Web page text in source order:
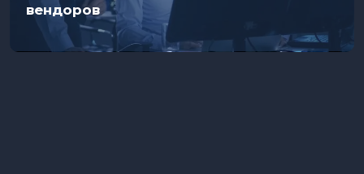
вендоров